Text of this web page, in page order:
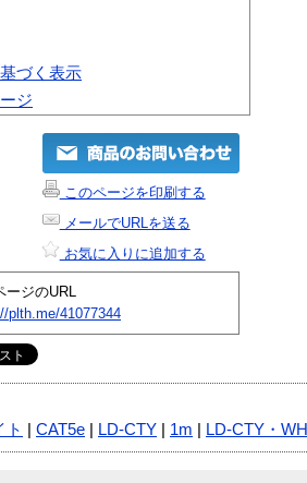
づく表示
ジ
このページを印刷する
メールでURLを送る
お気に入りに追加する
ージのURL
plth.me/41077344
ト CAT5e LD-CTY 1m LD-CTY・WH